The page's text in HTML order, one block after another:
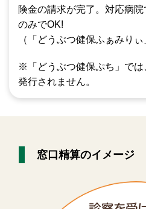
険金の請求が完了。対応病
のみでOK!
（「どうぶつ健保ふぁみりぃ
※「どうぶつ健保ぷち」では
発行されません。
窓口精算のイメージ